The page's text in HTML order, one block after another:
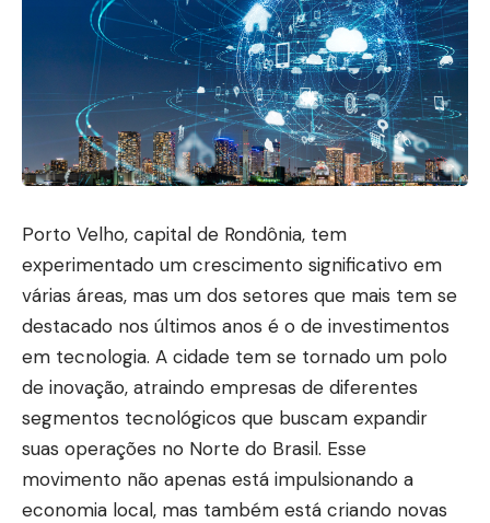
Porto Velho, capital de Rondônia, tem
experimentado um crescimento significativo em
várias áreas, mas um dos setores que mais tem se
destacado nos últimos anos é o de investimentos
em tecnologia. A cidade tem se tornado um polo
de inovação, atraindo empresas de diferentes
segmentos tecnológicos que buscam expandir
suas operações no Norte do Brasil. Esse
movimento não apenas está impulsionando a
economia local, mas também está criando novas